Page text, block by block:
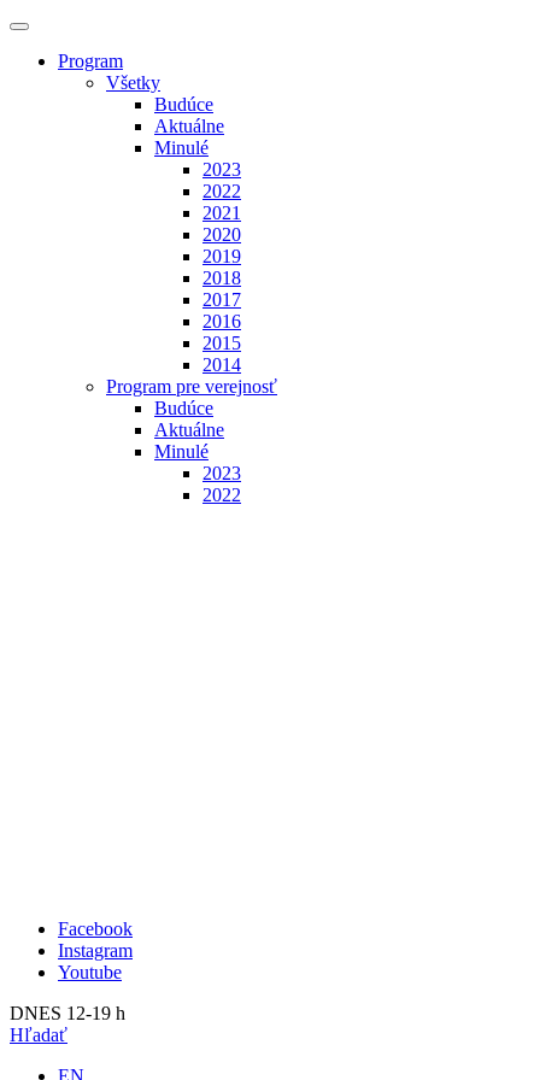
Program
Všetky
Budúce
Aktuálne
Minulé
2023
2022
2021
2020
2019
2018
2017
2016
2015
2014
Program pre verejnosť
Budúce
Aktuálne
Minulé
2023
2022
Facebook
Instagram
Youtube
DNES 12-19 h
Hľadať
EN